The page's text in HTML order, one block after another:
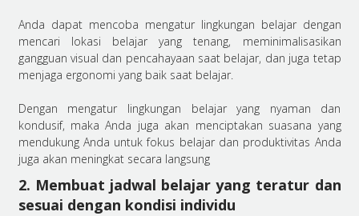
Anda dapat mencoba mengatur lingkungan belajar dengan
mencari lokasi belajar yang tenang, meminimalisasikan
gangguan visual dan pencahayaan saat belajar, dan juga tetap
menjaga ergonomi yang baik saat belajar.
Dengan mengatur lingkungan belajar yang nyaman dan
kondusif, maka Anda juga akan menciptakan suasana yang
mendukung Anda untuk fokus belajar dan produktivitas Anda
juga akan meningkat secara langsung
2. Membuat jadwal belajar yang teratur dan
sesuai dengan kondisi individu